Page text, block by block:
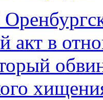
акт в